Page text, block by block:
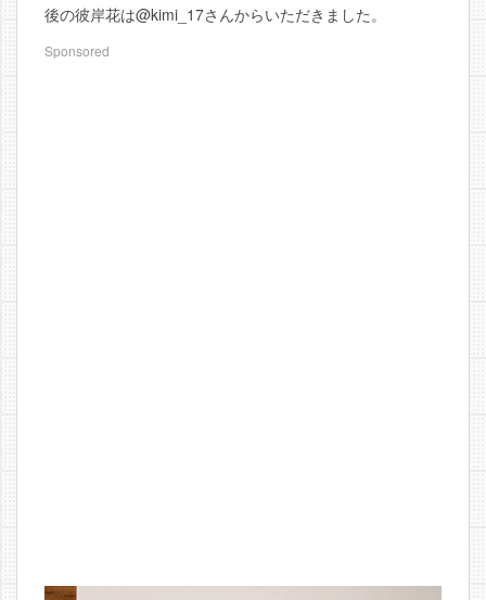
後の彼岸花は@kimi_17さんからいただきました。
Sponsored